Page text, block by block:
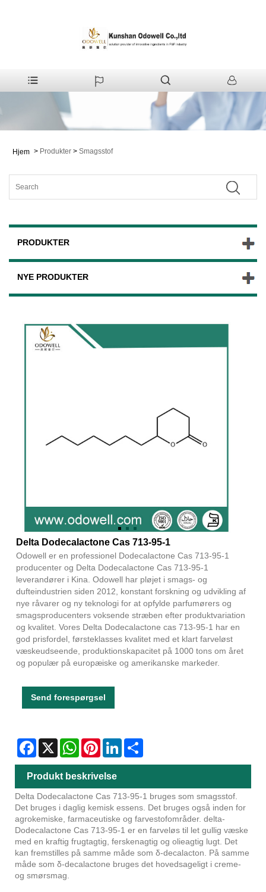
Hjem > Produkter > Smagsstof
PRODUKTER
NYE PRODUKTER
Delta Dodecalactone Cas 713-95-1
Odowell er en professionel Dodecalactone Cas 713-95-1
producenter og Delta Dodecalactone Cas 713-95-1
leverandører i Kina. Odowell har pløjet i smags- og
dufteindustrien siden 2012, konstant forskning og udvikling af
nye råvarer og ny teknologi for at opfylde parfumørers og
smagsproducenters voksende stræben efter produktvariation
og kvalitet. Vores Delta Dodecalactone cas 713-95-1 har en
god prisfordel, førsteklasses kvalitet med et klart farveløst
væskeudseende, produktionskapacitet på 1000 tons om året
og populær på europæiske og amerikanske markeder.
Send forespørgsel
Facebook
X WhatsAppPinterestLinkedIn
Produkt beskrivelse
Delta Dodecalactone Cas 713-95-1 bruges som smagsstof.
Det bruges i daglig kemisk essens. Det bruges også inden for
agrokemiske, farmaceutiske og farvestofområder. delta-
Dodecalactone Cas 713-95-1 er en farveløs til let gullig væske
med en kraftig frugtagtig, ferskenagtig og olieagtig lugt. Det
kan fremstilles på samme måde som δ-decalacton. På samme
måde som δ-decalactone bruges det hovedsageligt i creme-
og smørsmag.